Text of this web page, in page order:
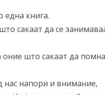
една книга.
сакаат да се
што сакаат да
нас напори и внимание,